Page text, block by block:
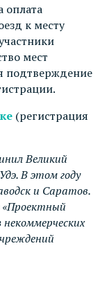
оплата
к месту
мест
подтверждение
(регистрация
Великий
В этом году
и Саратов.